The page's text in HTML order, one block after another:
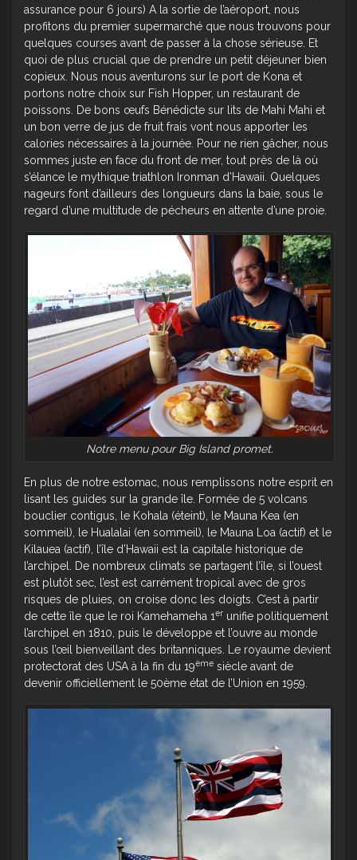
assurance pour 6 jours) A la sortie de l’aéroport, nous
profitons du premier supermarché que nous trouvons pour
quelques courses avant de passer à la chose sérieuse. Et
quoi de plus crucial que de prendre un petit déjeuner bien
copieux. Nous nous aventurons sur le port de Kona et
portons notre choix sur Fish Hopper, un restaurant de
poissons. De bons œufs Bénédicte sur lits de Mahi Mahi et
un bon verre de jus de fruit frais vont nous apporter les
calories nécessaires à la journée. Pour ne rien gâcher, nous
sommes juste en face du front de mer, tout près de là où
s’élance le mythique triathlon Ironman d’Hawaii. Quelques
nageurs font d’ailleurs des longueurs dans la baie, sous le
regard d’une multitude de pécheurs en attente d’une proie.
Notre menu pour Big Island promet.
En plus de notre estomac, nous remplissons notre esprit en
lisant les guides sur la grande île. Formée de 5 volcans
bouclier contigus, le Kohala (éteint), le Mauna Kea (en
sommeil), le Hualalai (en sommeil), le Mauna Loa (actif) et le
Kilauea (actif), l’île d’Hawaii est la capitale historique de
l’archipel. De nombreux climats se partagent l’île, si l’ouest
est plutôt sec, l’est est carrément tropical avec de gros
risques de pluies, on croise donc les doigts. C’est à partir
de cette île que le roi Kamehameha 1er unifie politiquement
l’archipel en 1810, puis le développe et l’ouvre au monde
sous l’œil bienveillant des britanniques. Le royaume devient
protectorat des USA à la fin du 19ème siècle avant de
devenir officiellement le 50ème état de l’Union en 1959.